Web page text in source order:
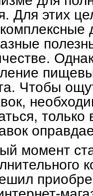
Для этих
Чтобы
только
момент